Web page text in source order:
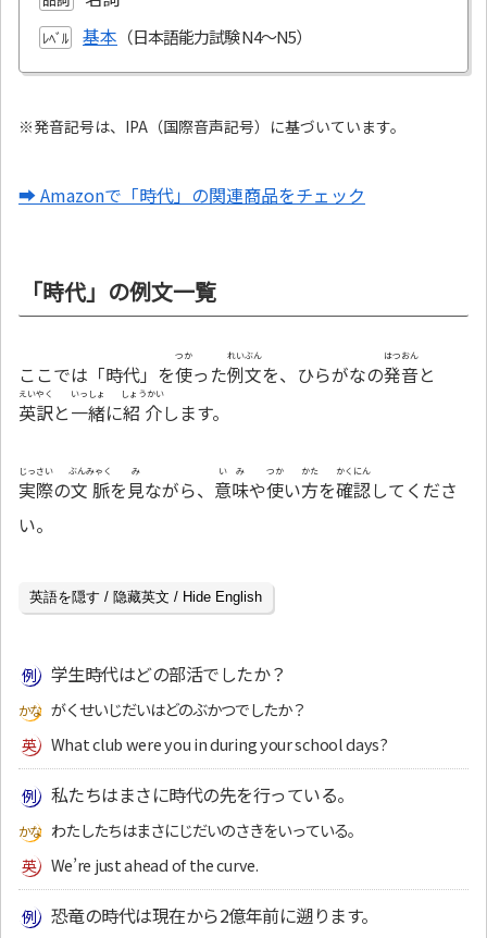
ﾚﾍﾞﾙ 基本
※発音記号は、IPA（国際音声記号）に基づいています。
➡ Amazonで「時代」の関連商品をチェック
「時代」の例文一覧
ここでは「時代」を使
つか
った例文
れいぶん
を、ひらがなの発音
はつおん
と
英訳
えいやく
と一緒
いっしょ
に紹介
しょうかい
します。
実際
じっさい
の文脈
ぶんみゃく
を見
み
ながら、 意味
いみ
や使
つか
い方
かた
を確認
かくにん
してくださ
い。
英語を隠す / 隐藏英文 / Hide English
学生時代はどの部活でしたか？
がくせいじだいはどのぶかつでしたか？
What club were you in during your school days?
私たちはまさに時代の先を行っている。
わたしたちはまさにじだいのさきをいっている。
We’re just ahead of the curve.
恐竜の時代は現在から2億年前に遡ります。